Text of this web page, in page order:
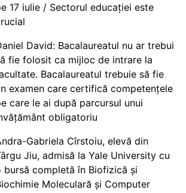
17 iulie / Sectorul educației este
David: Bacalaureatul nu ar trebui
fie folosit ca mijloc de intrare la
Bacalaureatul trebuie să fie
examen care certifică competențele
care le ai după parcursul unui
obligatoriu
Gabriela Cîrstoiu, elevă din
Jiu, admisă la Yale University cu
bursă completă în Biofizică și
Moleculară și Computer